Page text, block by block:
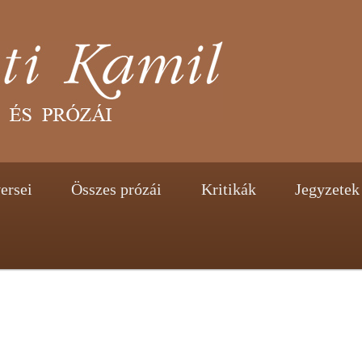
Összes prózái Kritikák Jegyzetek